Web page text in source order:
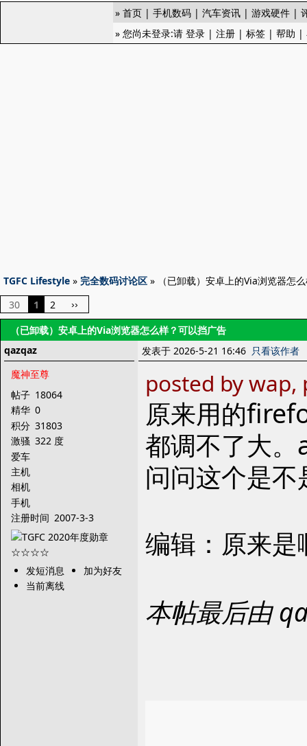
» 首页 | 手机数码 | 汽车资讯 | 游戏硬件 |
» 您尚未登录:请 登录 | 注册 | 标签 | 帮助 |
TGFC Lifestyle » 完全数码讨论区 » （已卸载）安卓上的Via浏览器怎
30
1 2 ››
（已卸载）安卓上的Via浏览器怎么样？可以挡广告
qazqaz
魔神至尊
帖子 18064
精华 0
积分 31803
激骚 322 度
爱车
主机
相机
手机
注册时间 2007-3-3
发短消息
加为好友
当前离线
发表于 2026-5-21 16:46 只看该作者
posted by
原来用的
都调不了大
问问这个是
编辑：原来
本帖最后由